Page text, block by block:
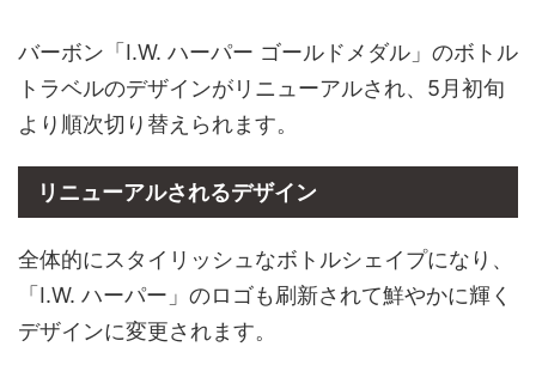
バーボン「I.W. ハーパー ゴールドメダル」のボトル
トラベルのデザインがリニューアルされ、5月初旬
より順次切り替えられます。
リニューアルされるデザイン
全体的にスタイリッシュなボトルシェイプになり、
「I.W. ハーパー」のロゴも刷新されて鮮やかに輝く
デザインに変更されます。